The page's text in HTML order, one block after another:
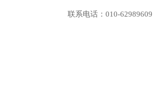
联系电话： 010-62989609